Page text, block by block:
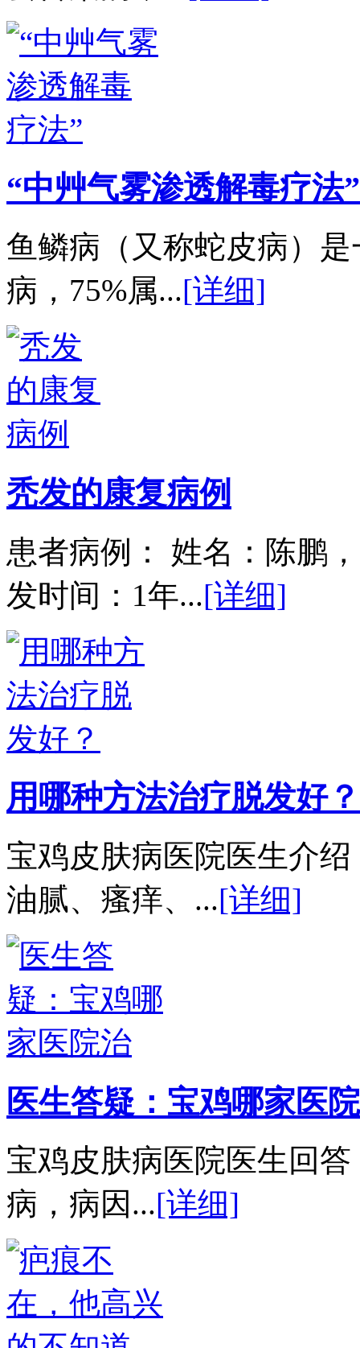
“中艸气雾渗透解毒疗法”
鱼鳞病（又称蛇皮病）
病，75%属...[详细]
秃发的康复病例
患者病例： 姓名：陈鹏
发时间：1年...[详细]
用哪种方法治疗脱发好？
宝鸡皮肤病医院医生介
油腻、瘙痒、...[详细]
医生答疑：宝鸡哪家医
宝鸡皮肤病医院医生回
病，病因...[详细]